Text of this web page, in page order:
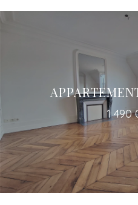
Un accès à tous
1 490